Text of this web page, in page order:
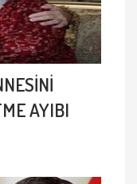
AYIBI